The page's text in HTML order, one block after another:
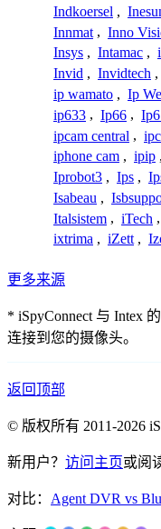
Indkoersel ,
Innmat , Inno
Insys , Intamac ,
Invid , Invidtech ,
ip wamato , Ip
ip633 , Ip66 ,
ipcam central ,
iphone cam , ipip ,
Iprobot3 , Ips ,
Isabeau ,
Italsistem , iTech ,
ixtrima , iZett ,
更多来源
* iSpyConnect 与 Intex
连接到您的摄像头。
返回顶部
© 版权所有 2011-2026
新用户？ 访问主页或阅
对比： Agent DVR vs